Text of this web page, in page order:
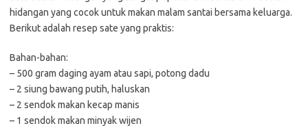
hidangan yang cocok untuk makan malam santai bersama keluarga.
Berikut adalah resep sate yang praktis:
Bahan-bahan:
– 500 gram daging ayam atau sapi, potong dadu
– 2 siung bawang putih, haluskan
– 2 sendok makan kecap manis
– 1 sendok makan minyak wijen